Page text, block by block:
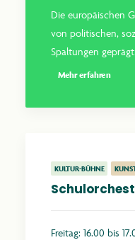
Die europäischen
von politischen,
Spaltungen geprägt.
Mehr erfahren
KULTUR-BÜHNE
Freitag: 16.00 bis